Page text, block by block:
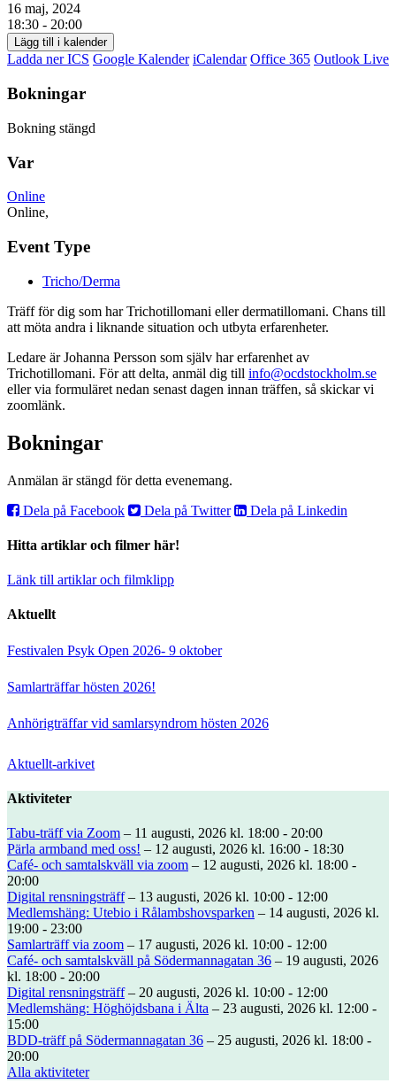
16 maj, 2024
18:30 - 20:00
Lägg till i kalender
Ladda ner ICS Google Kalender iCalendar Office 365 Outlook Live
Bokningar
Bokning stängd
Var
Online
Online,
Event Type
Tricho/Derma
Träff för dig som har Trichotillomani eller dermatillomani. Chans till
att möta andra i liknande situation och utbyta erfarenheter.
Ledare är Johanna Persson som själv har erfarenhet av
Trichotillomani. För att delta, anmäl dig till info@ocdstockholm.se
eller via formuläret nedan senast dagen innan träffen, så skickar vi
zoomlänk.
Bokningar
Anmälan är stängd för detta evenemang.
Dela på Facebook
Dela på Twitter Dela på Linkedin
Hitta artiklar och filmer här!
Länk till artiklar och filmklipp
Aktuellt
Festivalen Psyk Open 2026- 9 oktober
Samlarträffar hösten 2026!
Anhörigträffar vid samlarsyndrom hösten 2026
Aktuellt-arkivet
Aktiviteter
Tabu-träff via Zoom – 11 augusti, 2026 kl. 18:00 - 20:00
Pärla armband med oss! – 12 augusti, 2026 kl. 16:00 - 18:30
Café- och samtalskväll via zoom – 12 augusti, 2026 kl. 18:00 -
20:00
Digital rensningsträff– 13 augusti, 2026 kl. 10:00 - 12:00
Medlemshäng: Utebio i Rålambshovsparken – 14 augusti, 2026 kl.
19:00 - 23:00
Samlarträff via zoom – 17 augusti, 2026 kl. 10:00 - 12:00
Café- och samtalskväll på Södermannagatan 36 – 19 augusti, 2026
kl. 18:00 - 20:00
Digital rensningsträff– 20 augusti, 2026 kl. 10:00 - 12:00
Medlemshäng: Höghöjdsbana i Älta – 23 augusti, 2026 kl. 12:00 -
15:00
BDD-träff på Södermannagatan 36 – 25 augusti, 2026 kl. 18:00 -
20:00
Alla aktiviteter